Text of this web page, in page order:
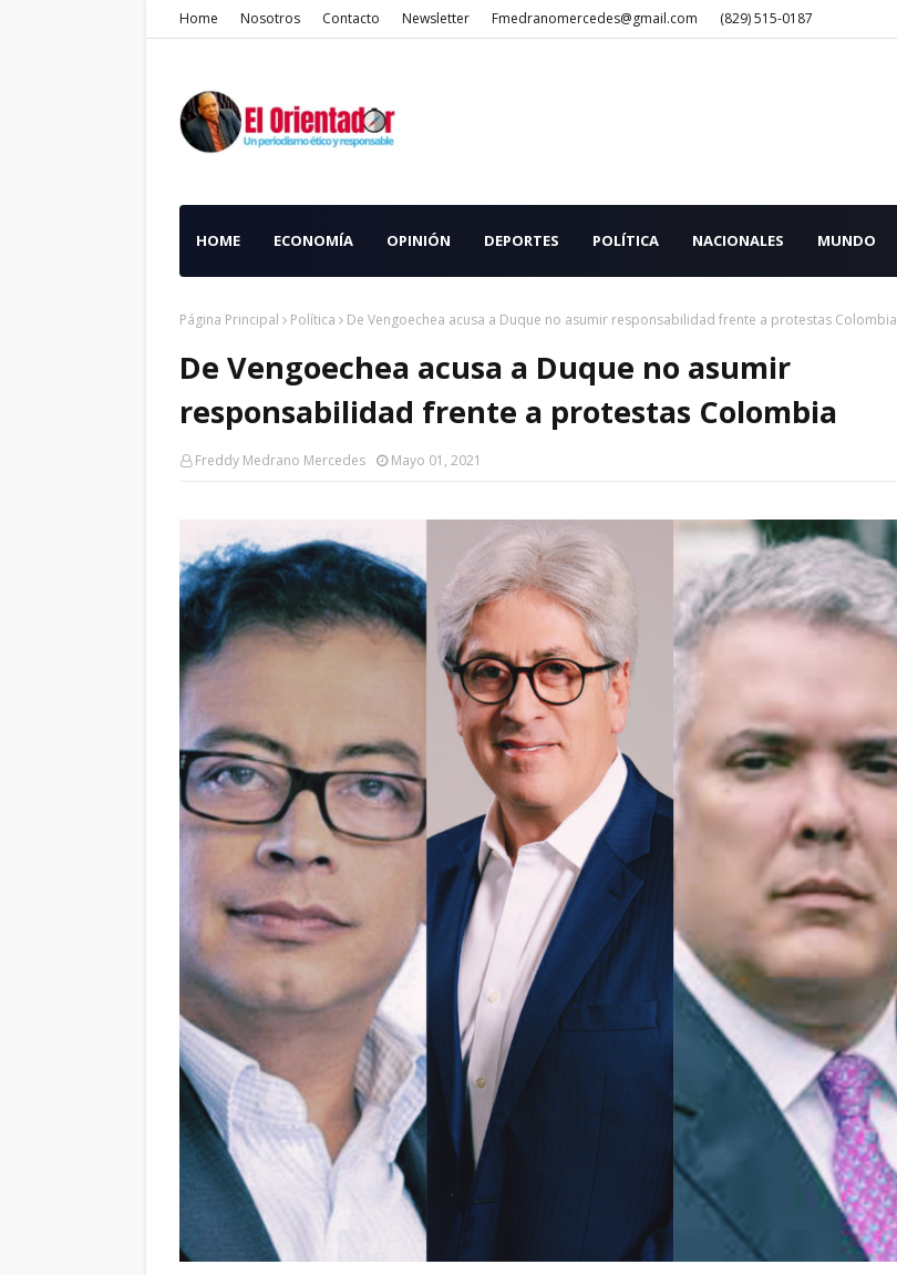
Home Nosotros Contacto Newsletter Fmedranomercedes@gmail.com (829) 515-0187
HOME ECONOMÍA OPINIÓN DEPORTES POLÍTICA NACIONALES MUNDO
Página Principal Política De Vengoechea acusa a Duque no asumir responsabilidad frente a protestas Colombia
De Vengoechea acusa a Duque no asumir
responsabilidad frente a protestas Colombia
Freddy Medrano Mercedes Mayo 01, 2021